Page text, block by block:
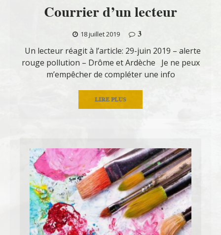
Courrier d’un lecteur
18 juillet 2019
3
Un lecteur réagit à l’article: 29-juin 2019 – alerte
rouge pollution – Drôme et Ardèche Je ne peux
m’empêcher de compléter une info
LIRE PLUS